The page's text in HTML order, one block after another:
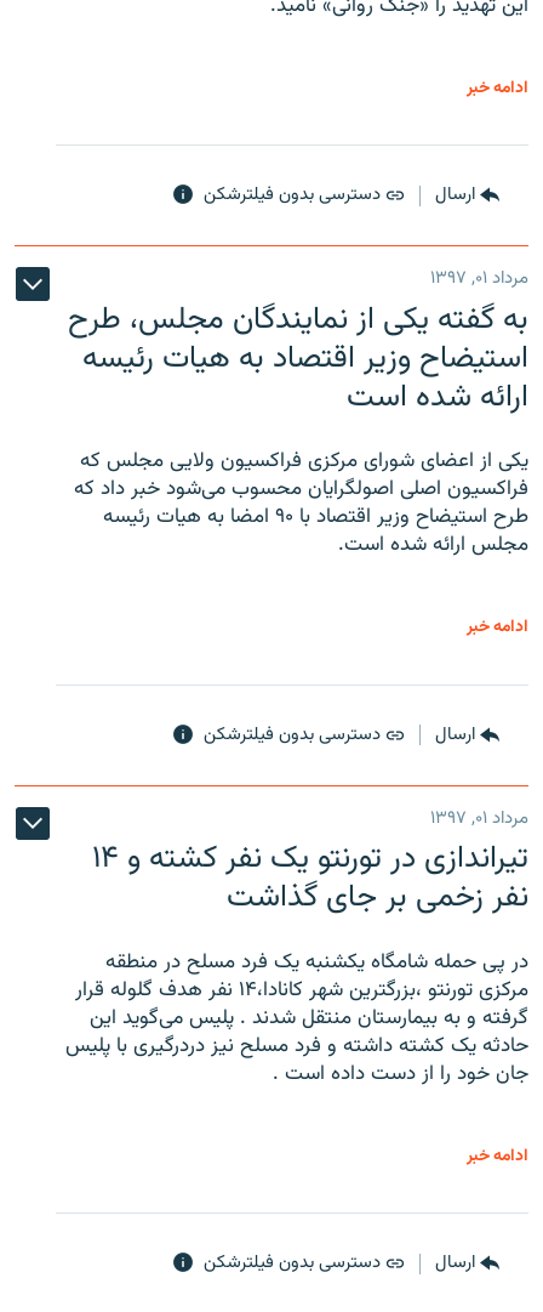
ادامه خبر
ارسال دسترسی بدون فیلترشکن
مرداد ۰۱, ۱۳۹۷
به گفته یکی از نمایندگان مجلس، طرح
استیضاح وزیر اقتصاد به هیات رئیسه
ارائه شده است
یکی از اعضای شورای مرکزی فراکسیون ولایی مجلس که
فراکسیون اصلی اصولگرایان محسوب می‌شود خبر داد که
طرح استیضاح وزیر اقتصاد با ۹۰ امضا به هیات رئیسه
مجلس ارائه شده است.
ادامه خبر
ارسال دسترسی بدون فیلترشکن
مرداد ۰۱, ۱۳۹۷
تیراندازی در تورنتو یک نفر کشته و ۱۴
نفر زخمی بر جای گذاشت
در پی حمله شامگاه یکشنبه یک فرد مسلح در منطقه
مرکزی تورنتو ،‌بزرگترین شهر کانادا،۱۴ نفر هدف گلوله قرار
گرفته و به بیمارستان منتقل شدند . پلیس می‌گوید این
حادثه یک کشته داشته و فرد مسلح نیز دردرگیری با پلیس
جان خود را از دست داده است .
ادامه خبر
ارسال دسترسی بدون فیلترشکن